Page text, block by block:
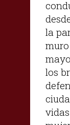
la
los